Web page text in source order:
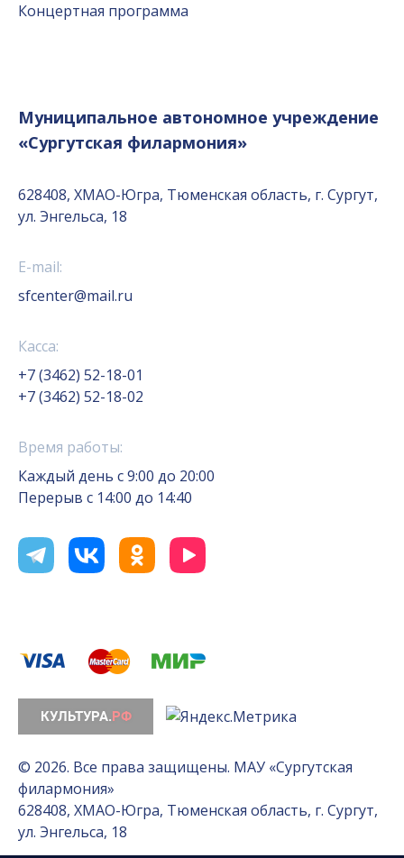
Концертная программа
Муниципальное автономное учреждение
«Сургутская филармония»
628408, ХМАО-Югра, Тюменская область, г. Сургут,
ул. Энгельса, 18
E-mail:
sfcenter@mail.ru
Касса:
+7 (3462) 52-18-01
+7 (3462) 52-18-02
Время работы:
Каждый день с 9:00 до 20:00
Перерыв с 14:00 до 14:40
© 2026. Все права защищены. МАУ «Сургутская
филармония»
628408, ХМАО-Югра, Тюменская область, г. Сургут,
ул. Энгельса, 18